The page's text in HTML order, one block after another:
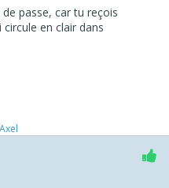
passe, car tu reçois
en clair dans
Axel